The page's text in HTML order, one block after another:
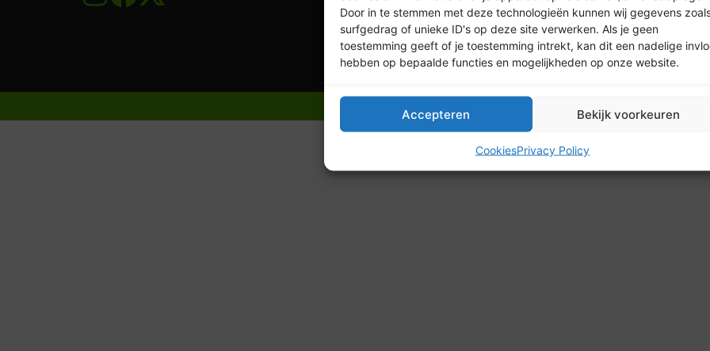
Door in te stemmen met deze technologieën kunnen wij gegevens
surfgedrag of unieke ID's op deze site verwerken. Als je geen
toestemming geeft of je toestemming intrekt, kan dit een nadelige
hebben op bepaalde functies en mogelijkheden op onze website.
Accepteren Bekijk voorkeuren
CookiesPrivacy Policy
© 2026 HypotheekPlatform | Alle rechten voorbehouden | Design by